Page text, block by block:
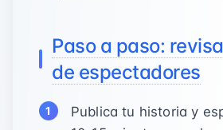
Paso a paso:
de espectadores
Publica tu historia y